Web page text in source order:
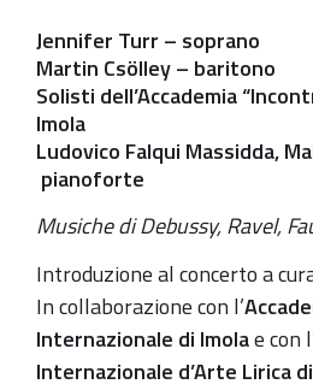
2024
alle
ore
21,
continua
a
Zola
Predosa
la
38^
Edizione
Jennifer Turr – soprano
Martin Csölley – baritono
Solisti dell’Accademia
Imola
Ludovico Falqui Massidda,
pianoforte
Musiche di Debussy, Ravel,
Introduzione al concerto a
In collaborazione con l’
Internazionale di Imolae con
Internazionale d’Arte Lirica